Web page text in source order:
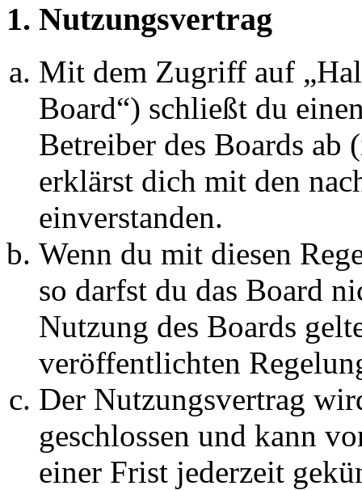
1. Nutzungsvertrag
Mit dem Zugriff auf
Board“) schließt du
Betreiber des Boards ab
erklärst dich mit den
einverstanden.
Wenn du mit diesen
so darfst du das Board
Nutzung des Boards
veröffentlichten
Der Nutzungsvertrag
geschlossen und kann
einer Frist jederzeit